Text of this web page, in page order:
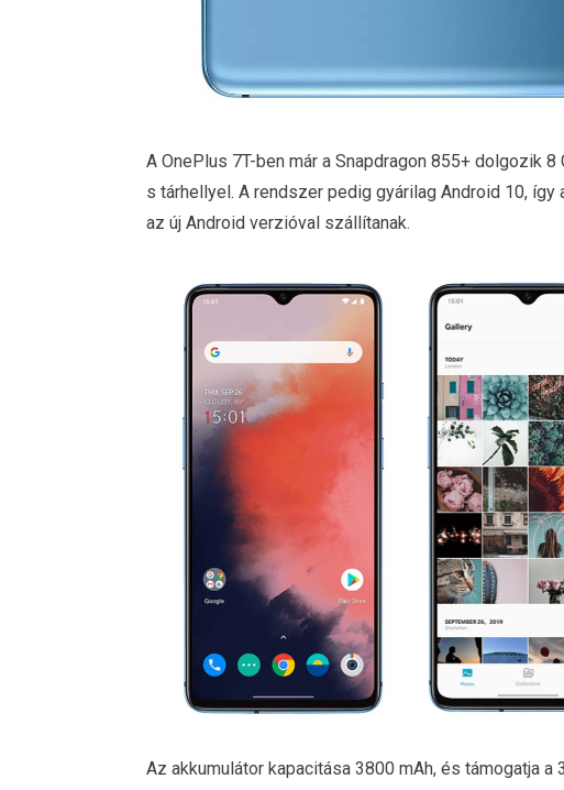
A OnePlus 7T-ben már a Snapdragon 855+ dolgozik
s tárhellyel. A rendszer pedig gyárilag Android 10,
az új Android verzióval szállítanak.
Az akkumulátor kapacitása 3800 mAh, és támogatja